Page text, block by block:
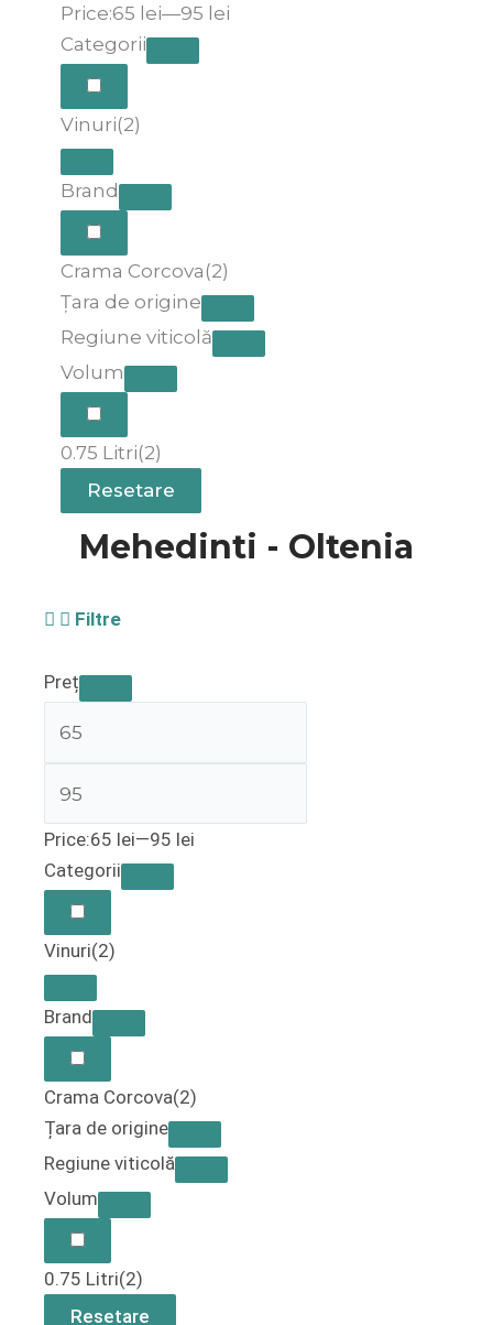
Price:65 lei—95 lei
Categorii
Vinuri(2)
Brand
Crama Corcova (2)
Țara de origine
Regiune viticolă
Volum
0.75 Litri(2)
Resetare
Mehedinti - Oltenia
Filtre
Preț
Price:65 lei—95 lei
Categorii
Vinuri(2)
Brand
Crama Corcova(2)
Țara de origine
Regiune viticolă
Volum
0.75 Litri(2)
Resetare